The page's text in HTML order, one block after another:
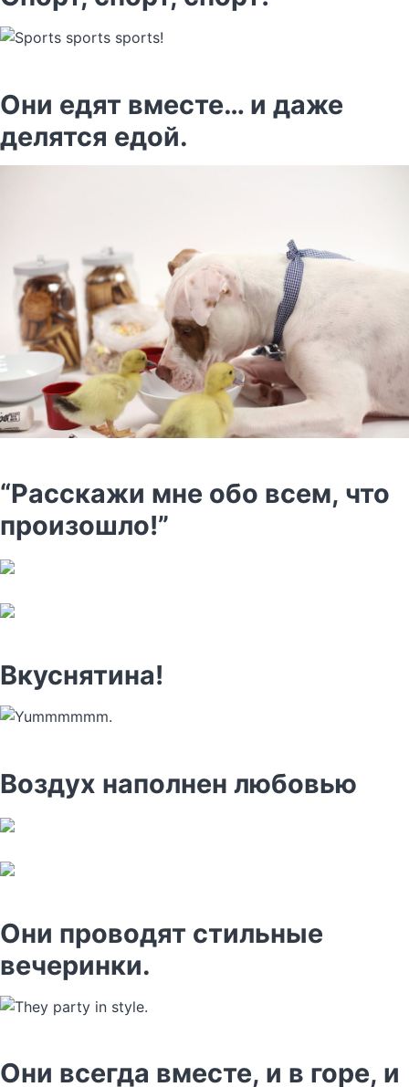
Они едят вместе… и даже
делятся едой.
“Расскажи мне обо всем, что
произошло!”
Вкуснятина!
Воздух наполнен любовью
Они проводят стильные
вечеринки.
Они всегда вместе, и в горе, и